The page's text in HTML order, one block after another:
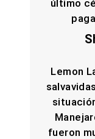
último
Lemon
fueron